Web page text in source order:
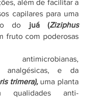
além de facilitar a
capilares para uma
do juá (Ziziphus
fruto com poderosas
antimicrobianas,
analgésicas, e da
trimera), uma planta
qualidades anti-